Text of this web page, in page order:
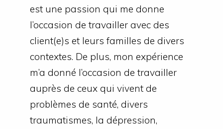
est une passion qui me donne
l’occasion de travailler avec des
client(e)s et leurs familles de divers
contextes. De plus, mon expérience
m’a donné l’occasion de travailler
auprès de ceux qui vivent de
problèmes de santé, divers
traumatismes, la dépression,